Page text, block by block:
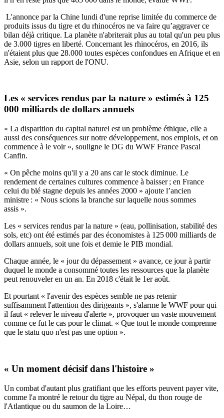
L'annonce par la Chine lundi d'une reprise limitée du commerce de
produits issus du tigre et du rhinocéros ne va faire qu’aggraver ce
bilan déjà critique. La planète n'abriterait plus au total qu'un peu plus
de 3.000 tigres en liberté. Concernant les rhinocéros, en 2016, ils
n'étaient plus que 28.000 toutes espèces confondues en Afrique et en
Asie, selon un rapport de l'ONU.
Les « services rendus par la nature » estimés à 125
000 milliards de dollars annuels
« La disparition du capital naturel est un problème éthique, elle a
aussi des conséquences sur notre développement, nos emplois, et on
commence à le voir », souligne le DG du WWF France Pascal
Canfin.
« On pêche moins qu'il y a 20 ans car le stock diminue. Le
rendement de certaines cultures commence à baisser ; en France
celui du blé stagne depuis les années 2000 » ajoute l’ancien
ministre : « Nous scions la branche sur laquelle nous sommes
assis ».
Les « services rendus par la nature » (eau, pollinisation, stabilité des
sols, etc) ont été estimés par des économistes à 125 000 milliards de
dollars annuels, soit une fois et demie le PIB mondial.
Chaque année, le « jour du dépassement » avance, ce jour à partir
duquel le monde a consommé toutes les ressources que la planète
peut renouveler en un an. En 2018 c'était le 1er août.
Et pourtant « l'avenir des espèces semble ne pas retenir
suffisamment l'attention des dirigeants », s'alarme le WWF pour qui
il faut « relever le niveau d'alerte », provoquer un vaste mouvement
comme ce fut le cas pour le climat. « Que tout le monde comprenne
que le statu quo n'est pas une option ».
« Un moment décisif dans l'histoire »
Un combat d'autant plus gratifiant que les efforts peuvent payer vite,
comme l'a montré le retour du tigre au Népal, du thon rouge de
l'Atlantique ou du saumon de la Loire…